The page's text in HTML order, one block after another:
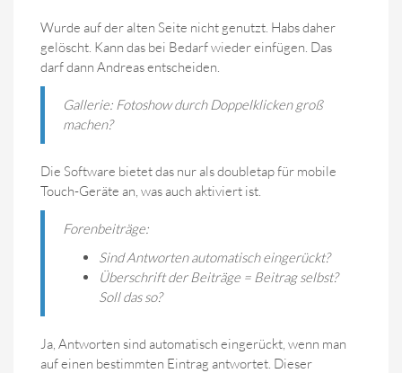
Wurde auf der alten Seite nicht genutzt. Habs daher
gelöscht. Kann das bei Bedarf wieder einfügen. Das
darf dann Andreas entscheiden.
Gallerie: Fotoshow durch Doppelklicken groß
machen?
Die Software bietet das nur als doubletap für mobile
Touch-Geräte an, was auch aktiviert ist.
Forenbeiträge:
Sind Antworten automatisch eingerückt?
Überschrift der Beiträge = Beitrag selbst?
Soll das so?
Ja, Antworten sind automatisch eingerückt, wenn man
auf einen bestimmten Eintrag antwortet. Dieser